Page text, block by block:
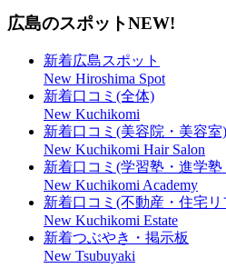
広島のスポットNEW!
新着広島スポット
New Hiroshima Spot
新着口コミ(全体)
New Kuchikomi
新着口コミ(美容院・美容室)
New Kuchikomi Hair Salon
新着口コミ(学習塾・進学
New Kuchikomi Academy
新着口コミ(不動産・住宅
New Kuchikomi Estate
新着つぶやき・掲示板
New Tsubuyaki